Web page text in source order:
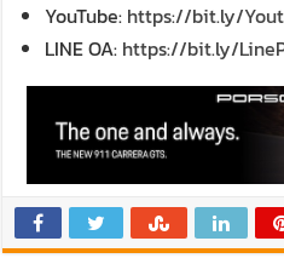
YouTube: https://bit.ly/
LINE OA: https://bit.ly/